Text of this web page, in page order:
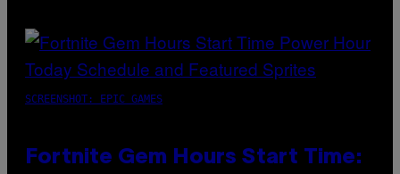
SCREENSHOT: EPIC GAMES
Fortnite Gem Hours Start Time: